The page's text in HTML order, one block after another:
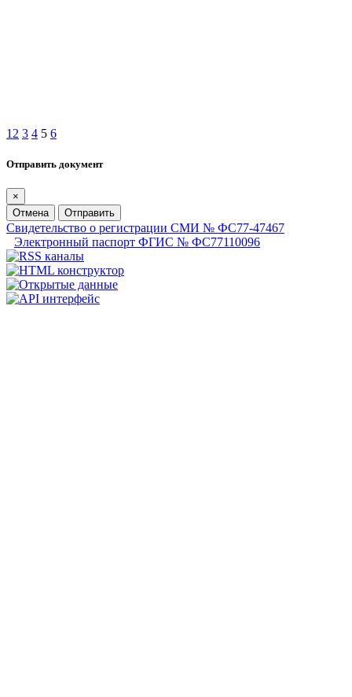
1 2 3 4 5 6
Отправить документ
×
Отмена
Отправить
Свидетельство о регистрации СМИ № ФС77-47467
Электронный паспорт ФГИС № ФС77110096